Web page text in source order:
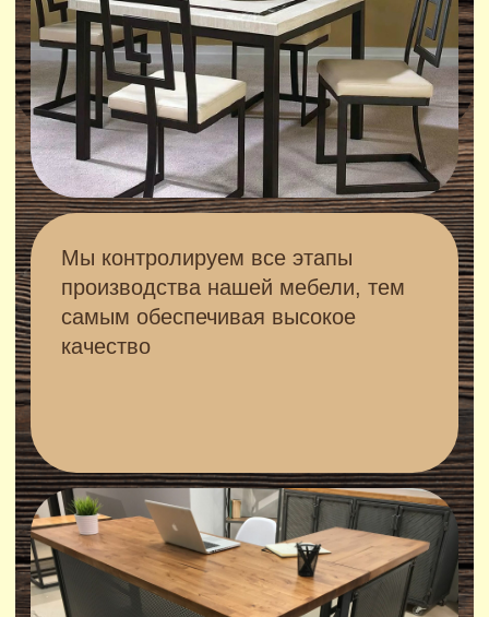
ПОДРОБНЕЕ
ПОДРОБНЕЕ
От 12 900 руб.